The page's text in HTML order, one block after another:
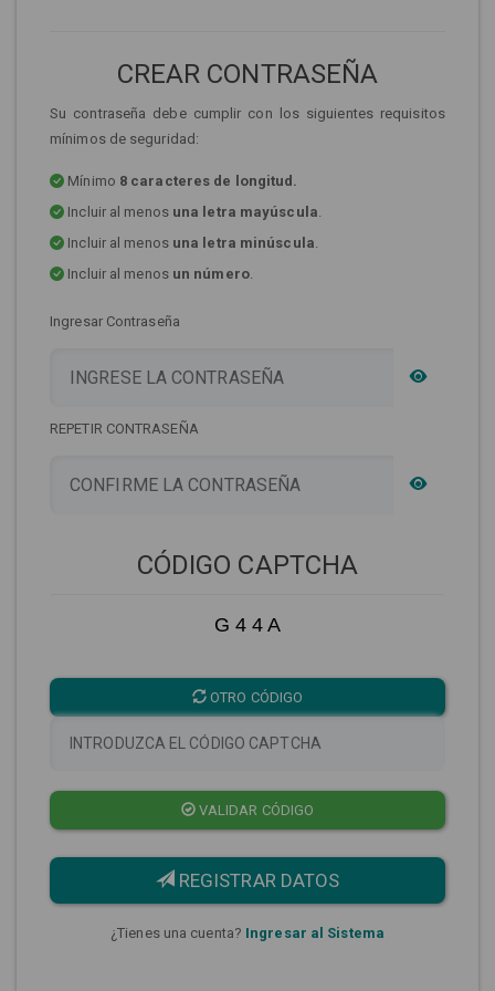
CREAR CONTRASEÑA
Su contraseña debe cumplir con los siguientes requisitos
mínimos de seguridad:
Mínimo 8 caracteres de longitud.
Incluir al menos una letra mayúscula.
Incluir al menos una letra minúscula.
Incluir al menos un número.
Ingresar Contraseña
REPETIR CONTRASEÑA
CÓDIGO CAPTCHA
G 4 4 A
OTRO CÓDIGO
VALIDAR CÓDIGO
REGISTRAR DATOS
¿Tienes una cuenta? Ingresar al Sistema